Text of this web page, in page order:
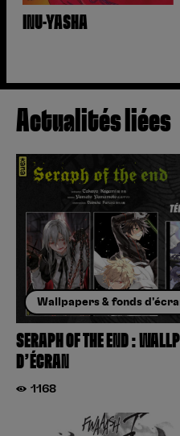
INU-YASHA
Actualités liées
Wallpapers & fonds
SERAPH OF THE END :
D’ÉCRAN
1168